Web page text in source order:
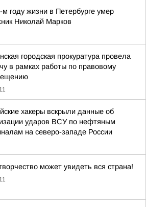
году жизни в Петербурге умер
Николай Марков
городская прокуратура провела
в рамках работы по правовому
хакеры вскрыли данные об
ударов ВСУ по нефтяным
на северо-западе России
может увидеть вся страна!